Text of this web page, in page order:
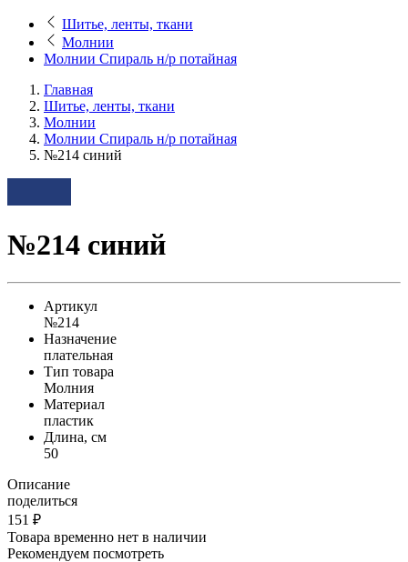
Шитье, ленты, ткани
Молнии
Молнии Спираль н/р потайная
Главная
Шитье, ленты, ткани
Молнии
Молнии Спираль н/р потайная
№214 синий
№214 синий
Артикул
№214
Назначение
плательная
Тип товара
Молния
Материал
пластик
Длина, см
50
Описание
поделиться
151 ₽
Товара временно нет в наличии
Рекомендуем посмотреть